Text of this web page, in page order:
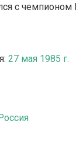
с чемпионом
27 мая 1985 г.